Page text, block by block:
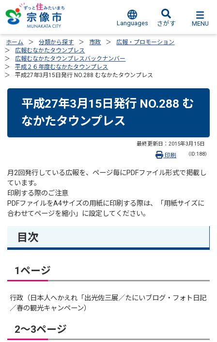
Languages さがす MENU
ホーム 分類から探す 市政
広報・プロモーション
広報むなかたタウンプレス
広報むなかたタウンプレスバックナンバー
平成２６年度むなかたタウンプレス
平成27年3月15日発行 NO.288 むなかたタウンプレス
平成27年3月15日発行 NO.288 む
なかたタウンプレス
最終更新日： 2015年3月15日
（ID:188）
印刷
月2回発行している広報を、ページ毎にPDFファイル形式で掲載し
ています。
印刷する際のご注意
PDFファイルをA4サイズの用紙に印刷する際は、「用紙サイズに
合わせてページを縮小」に設定してください。
目次
1ページ
行政（日本人へかえれ「出光佐三展／たにいブログ・フォト日記
／春の観光キャンペーン）
2～3ページ